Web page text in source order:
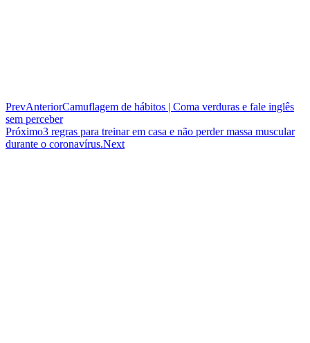
PrevAnteriorCamuflagem de hábitos | Coma verduras e fale inglês
sem perceber
Próximo3 regras para treinar em casa e não perder massa muscular
durante o coronavírus.Next